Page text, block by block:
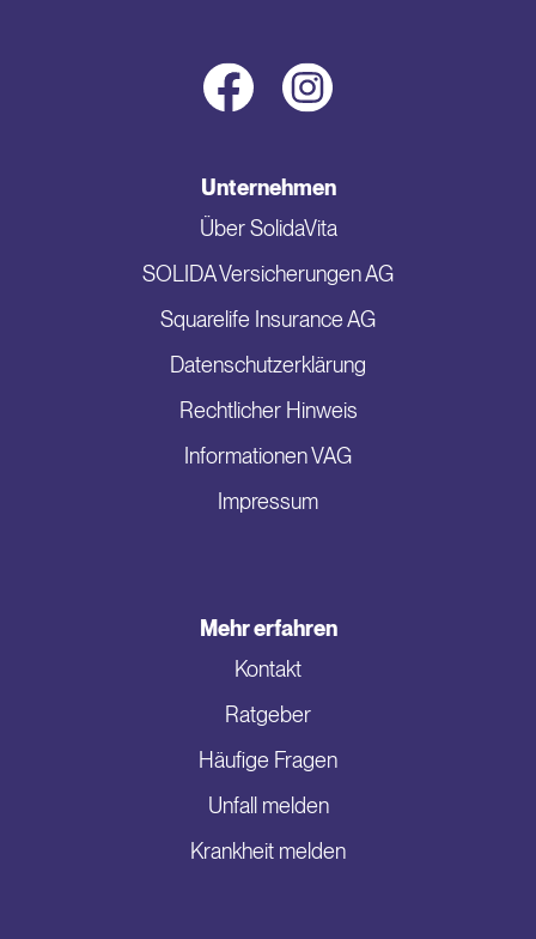
Unternehmen
Über SolidaVita
SOLIDA Versicherungen AG
Squarelife Insurance AG
Datenschutzerklärung
Rechtlicher Hinweis
Informationen VAG
Impressum
Mehr erfahren
Kontakt
Ratgeber
Häufige Fragen
Unfall melden
Krankheit melden